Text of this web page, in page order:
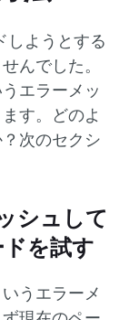
しようとする
んでした。
エラーメッ
す。どのよ
次のセクシ
シュして
を試す
うエラーメ